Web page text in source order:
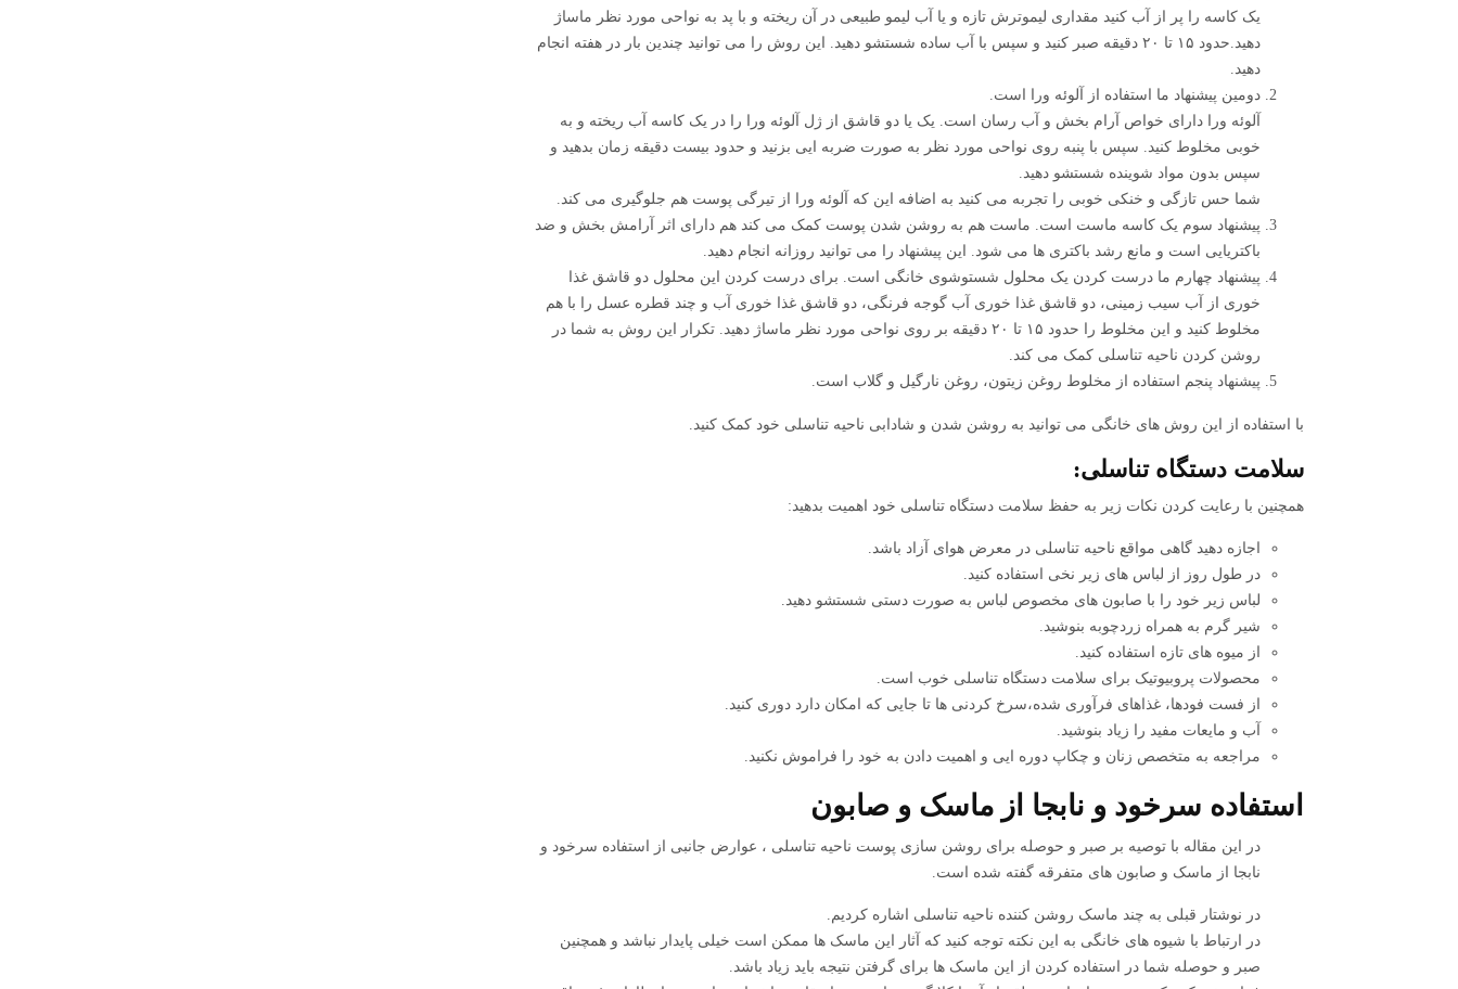
یک کاسه را پر از آب کنید مقداری لیموترش تازه و یا آب لیمو طبیعی در آن ریخته و با پد به نواحی مورد نظر ماساژ
دهید.حدود ۱۵ تا ۲۰ دقیقه صبر کنید و سپس با آب ساده شستشو دهید. این روش را می توانید چندین بار در هفته انجام
دهید.
دومین پیشنهاد ما استفاده از آلوئه ورا است.
آلوئه ورا دارای خواص آرام بخش و آب رسان است. یک یا دو قاشق از ژل آلوئه ورا را در یک کاسه آب ریخته و به
خوبی مخلوط کنید. سپس با پنبه روی نواحی مورد نظر به صورت ضربه ایی بزنید و حدود بیست دقیقه زمان بدهید و
سپس بدون مواد شوینده شستشو دهید‌.
شما حس تازگی و خنکی خوبی را تجربه می کنید به اضافه این که آلوئه ورا از تیرگی پوست هم جلوگیری می کند.
پیشنهاد سوم یک کاسه ماست است. ماست هم به روشن شدن پوست کمک می کند هم دارای اثر آرامش بخش و ضد
باکتریایی است و مانع رشد باکتری ها می شود. این پیشنهاد را می توانید روزانه انجام دهید.
پیشنهاد چهارم ما درست کردن یک محلول شستوشوی خانگی است. برای درست کردن این محلول دو قاشق غذا
خوری از آب سیب زمینی، دو قاشق غذا خوری آب گوجه فرنگی، دو قاشق غذا خوری آب و چند قطره عسل را با هم
مخلوط کنید و این مخلوط را حدود ۱۵ تا ۲۰ دقیقه بر روی نواحی مورد نظر ماساژ دهید‌. تکرار این روش به شما در
روشن کردن ناحیه تناسلی کمک می کند‌.
پیشنهاد پنجم استفاده از مخلوط روغن زیتون، روغن نارگیل و گلاب است.
با استفاده از این روش های خانگی می توانید به روشن شدن و شادابی ناحیه تناسلی خود کمک کنید.
سلامت دستگاه تناسلی:
همچنین با رعایت کردن نکات زیر به حفظ سلامت دستگاه تناسلی خود اهمیت بدهید:
اجازه دهید گاهی مواقع ناحیه تناسلی در معرض هوای آزاد باشد.
در طول روز از لباس های زیر نخی استفاده کنید.
لباس زیر خود را با صابون های مخصوص لباس به صورت دستی شستشو دهید.
شیر گرم به همراه زردچوبه بنوشید.
از میوه های تازه استفاده کنید.
محصولات پروبیوتیک برای سلامت دستگاه تناسلی خوب است.
از فست فودها، غذاهای فرآوری شده،سرخ کردنی ها تا جایی که امکان دارد دوری کنید.
آب و مایعات مفید را زیاد بنوشید.
مراجعه به متخصص زنان و چکاپ دوره ایی و اهمیت دادن به خود را فراموش نکنید‌.
استفاده سرخود و نابجا از ماسک و صابون
در این مقاله با توصیه بر صبر و حوصله برای روشن سازی پوست ناحیه تناسلی ، عوارض جانبی از استفاده سرخود و
نابجا از ماسک و صابون های متفرقه گفته شده است.
در نوشتار قبلی به چند ماسک روشن کننده ناحیه تناسلی اشاره کردیم.
در ارتباط با شیوه های خانگی به این نکته توجه کنید که آثار این ماسک ها ممکن است خیلی پایدار نباشد و همچنین
صبر و حوصله شما در استفاده کردن از این ماسک ها برای گرفتن نتیجه باید زیاد باشد.